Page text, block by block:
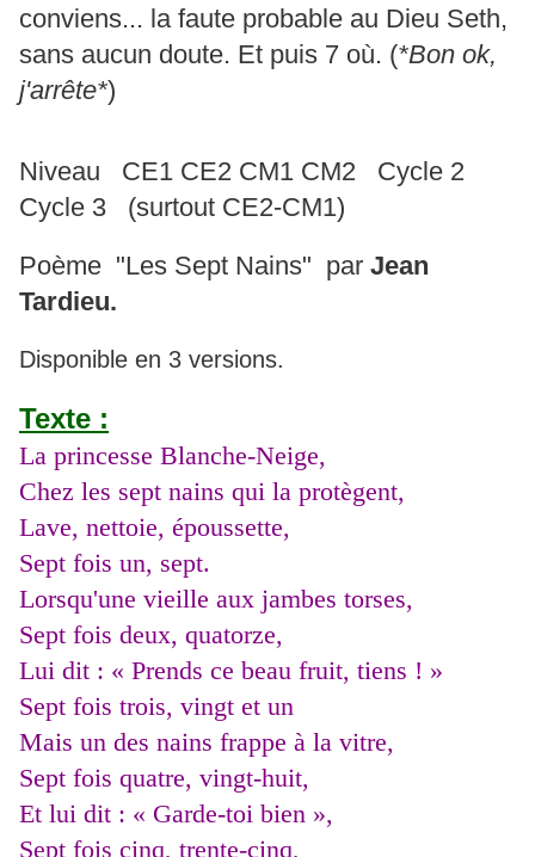
conviens... la faute probable au Dieu Seth,
sans aucun doute. Et puis 7 où. (*Bon ok,
j'arrête*)
Niveau CE1 CE2 CM1 CM2 Cycle 2
Cycle 3 (surtout CE2-CM1)
Poème "Les Sept Nains" par Jean
Tardieu.
Disponible en 3 versions.
Texte :
La princesse Blanche-Neige,
Chez les sept nains qui la protègent,
Lave, nettoie, époussette,
Sept fois un, sept.
Lorsqu'une vieille aux jambes torses,
Sept fois deux, quatorze,
Lui dit : « Prends ce beau fruit, tiens ! »
Sept fois trois, vingt et un
Mais un des nains frappe à la vitre,
Sept fois quatre, vingt-huit,
Et lui dit : « Garde-toi bien »,
Sept fois cinq, trente-cinq,